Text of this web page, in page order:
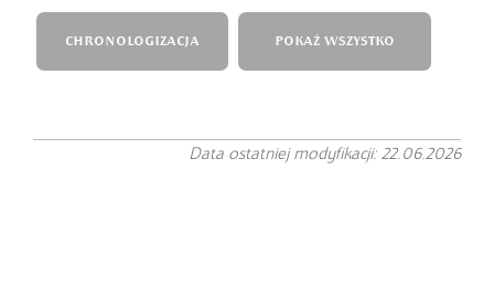
CHRONOLOGIZACJA POKAŻ WSZYSTKO
Data ostatniej modyfikacji: 22.06.2026